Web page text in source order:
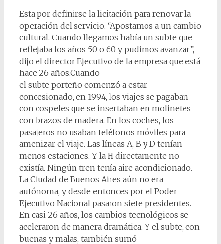
Esta por definirse la licitación para renovar la
operación del servicio. “Apostamos a un cambio
cultural. Cuando llegamos había un subte que
reflejaba los años 50 o 60 y pudimos avanzar”,
dijo el director Ejecutivo de la empresa que está
hace 26 años.Cuando
el subte porteño comenzó a estar
concesionado, en 1994, los viajes se pagaban
con cospeles que se insertaban en molinetes
con brazos de madera. En los coches, los
pasajeros no usaban teléfonos móviles para
amenizar el viaje. Las líneas A, B y D tenían
menos estaciones. Y la H directamente no
existía. Ningún tren tenía aire acondicionado.
La Ciudad de Buenos Aires aún no era
autónoma, y desde entonces por el Poder
Ejecutivo Nacional pasaron siete presidentes.
En casi 26 años, los cambios tecnológicos se
aceleraron de manera dramática. Y el subte, con
buenas y malas, también sumó